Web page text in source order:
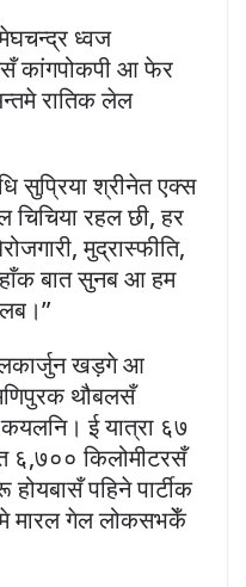
ध्वज
कांगपोकपी आ फेर
रातिक लेल
सुप्रिया श्रीनेत एक्स
चिचिया रहल छी, हर
मुद्रास्फीति,
बात सुनब आ हम
खड़गे आ
थौबलसँ
ई यात्रा ६७
६,७०० किलोमीटरसँ
पहिने पार्टीक
मारल गेल लोकसभकेँ